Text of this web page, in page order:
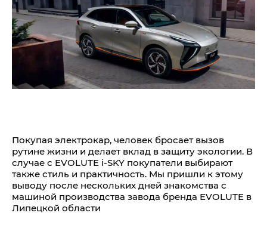
Покупая электрокар, человек бросает вызов
рутине жизни и делает вклад в защиту экологии. В
случае с EVOLUTE i‑SKY покупатели выбирают
также стиль и практичность. Мы пришли к этому
выводу после нескольких дней знакомства с
машиной производства завода бренда EVOLUTE в
Липецкой области